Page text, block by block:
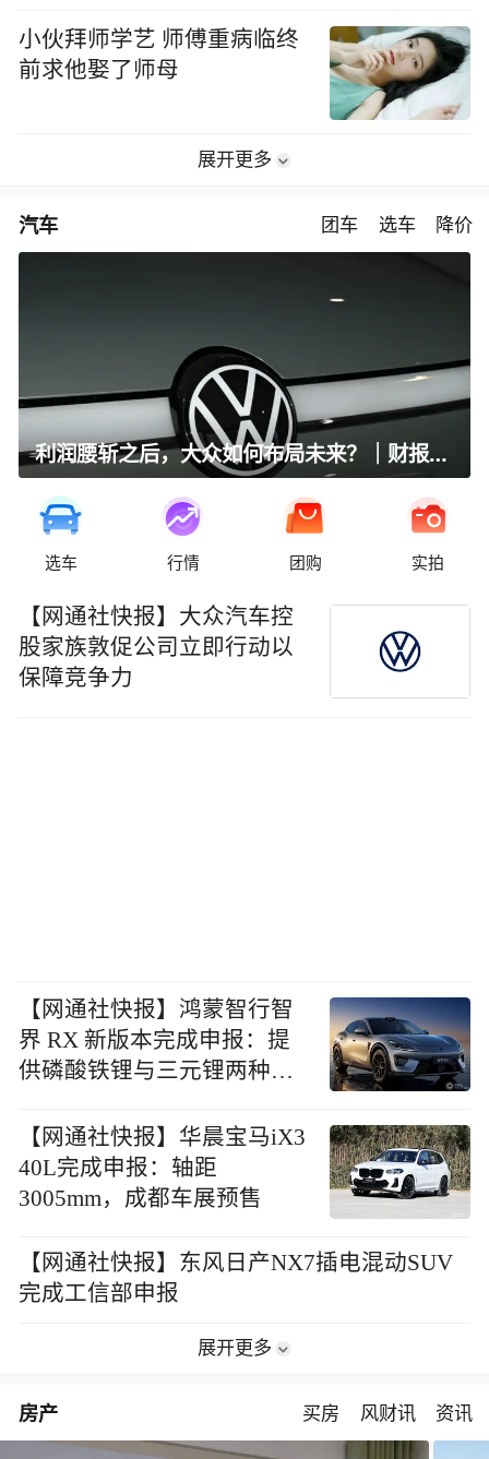
小伙拜师学艺 师傅重病临终
前求他娶了师母
展开更多
汽车 团车 选车 降价
利润腰斩之后，大众如何布局未来？｜财报全视角
选车 行情 团购 实拍
【网通社快报】大众汽车控
股家族敦促公司立即行动以
保障竞争力
【网通社快报】鸿蒙智行智
界 RX 新版本完成申报：提
供磷酸铁锂与三元锂两种电
选
【网通社快报】华晨宝马iX3
40L完成申报：轴距
3005mm，成都车展预售
【网通社快报】东风日产NX7插电混动SUV
完成工信部申报
展开更多
房产 买房 风财讯 资讯